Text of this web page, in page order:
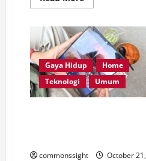
more
Kepadatan
Tulang
Sejak
Muda:
Cegah
Osteoporosis
Sebelum
Terlambat
Gaya Hidup
Home
Teknologi
Umum
commonssight
October 21,